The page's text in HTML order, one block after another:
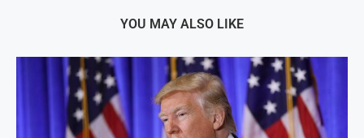
YOU MAY ALSO LIKE